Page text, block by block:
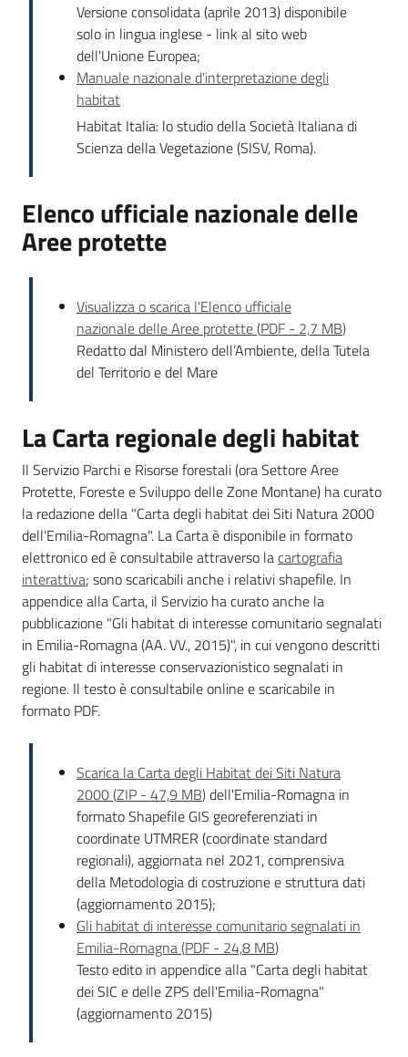
Versione consolidata (aprile 2013) disponibile
solo in lingua inglese - link al sito web
dell'Unione Europea;
Manuale nazionale d'interpretazione degli
habitat
Habitat Italia: lo studio della Società Italiana di
Scienza della Vegetazione (SISV, Roma).
Elenco ufficiale nazionale delle
Aree protette
Visualizza o scarica l'Elenco ufficiale
nazionale delle Aree protette(PDF - 2,7 MB)
Redatto dal Ministero dell’Ambiente, della Tutela
del Territorio e del Mare
La Carta regionale degli habitat
Il Servizio Parchi e Risorse forestali (ora Settore Aree
Protette, Foreste e Sviluppo delle Zone Montane) ha curato
la redazione della "Carta degli habitat dei Siti Natura 2000
dell'Emilia-Romagna". La Carta è disponibile in formato
elettronico ed è consultabile attraverso lacartografia
interattiva; sono scaricabili anche i relativi shapefile. In
appendice alla Carta, il Servizio ha curato anche la
pubblicazione "Gli habitat di interesse comunitario segnalati
in Emilia-Romagna (AA. VV., 2015)", in cui vengono descritti
gli habitat di interesse conservazionistico segnalati in
regione. Il testo è consultabile online e scaricabile in
formato PDF.
Scarica la Carta degli Habitat dei Siti Natura
2000(ZIP - 47,9 MB)dell'Emilia-Romagna in
formato Shapefile GIS georeferenziati in
coordinate UTMRER (coordinate standard
regionali), aggiornata nel 2021, comprensiva
della Metodologia di costruzione e struttura dati
(aggiornamento 2015);
Gli habitat di interesse comunitario segnalati in
Emilia-Romagna(PDF - 24,8 MB)
Testo edito in appendice alla "Carta degli habitat
dei SIC e delle ZPS dell'Emilia-Romagna"
(aggiornamento 2015)